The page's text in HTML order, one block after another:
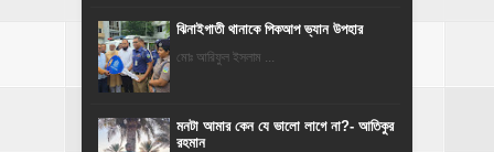
ঝিনাইগাতী থানাকে পিকআপ ভ্যান উপহার
মোঃ আরিফুল ইসলাম ...
মনটা আমার কেন যে ভালো লাগে না?- আতিকুর
রহমান